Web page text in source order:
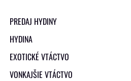
PREDAJ HYDINY
HYDINA
EXOTICKÉ VTÁCTVO
VONKAJŠIE VTÁCTVO